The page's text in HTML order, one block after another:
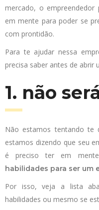
mercado, o empreendedor
em mente para poder se
com prontidão.
Para te ajudar nessa
precisa saber antes de abrir
1. não
Não estamos tentando te
estamos dizendo que seu
é preciso ter em
habilidades para ser um
Por isso, veja a lista
habilidades ou mesmo se